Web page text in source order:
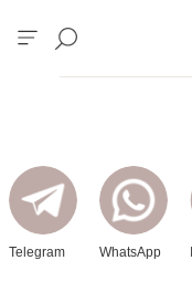
Telegram WhatsApp